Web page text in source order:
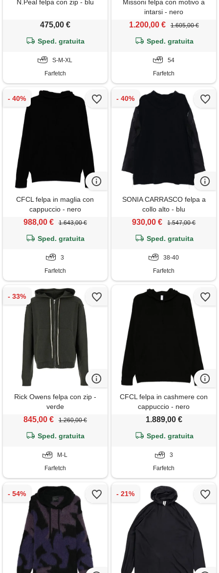
N.Peal felpa con zip - blu
475,00 €
Sped. gratuita
S-M-XL
Farfetch
Missoni felpa con motivo a
intarsi - nero
1.200,00 € 1.605,00 €
Sped. gratuita
54
Farfetch
CFCL felpa in maglia con
cappuccio - nero
988,00 € 1.643,00 €
Sped. gratuita
3
Farfetch
SONIA CARRASCO felpa a
collo alto - blu
930,00 € 1.547,00 €
Sped. gratuita
38-40
Farfetch
Rick Owens felpa con zip -
verde
845,00 € 1.260,00 €
Sped. gratuita
M-L
Farfetch
CFCL felpa in cashmere con
cappuccio - nero
1.889,00 €
Sped. gratuita
3
Farfetch